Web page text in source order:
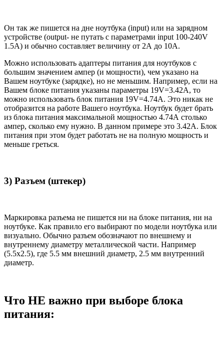
Он так же пишется на дне ноутбука (input) или на зарядном
устройстве (output- не путать с параметрами input 100-240V
1.5A) и обычно составляет величину от 2А до 10A.
Можно использовать адаптеры питания для ноутбуков с
большим значением ампер (и мощности), чем указано на
Вашем ноутбуке (зарядке), но не меньшим. Например, если на
Вашем блоке питания указаны параметры 19V=3.42A, то
можно использовать блок питания 19V=4.74A. Это никак не
отобразится на работе Вашего ноутбука. Ноутбук будет брать
из блока питания максимальной мощностью 4.74А столько
ампер, сколько ему нужно. В данном примере это 3.42А. Блок
питания при этом будет работать не на полную мощность и
меньше греться.
3) Разъем (штекер)
Маркировка разъема не пишется ни на блоке питания, ни на
ноутбуке. Как правило его выбирают по модели ноутбука или
визуально. Обычно разъем обозначают по внешнему и
внутреннему диаметру металлической части. Например
(5.5x2.5), где 5.5 мм внешний диаметр, 2.5 мм внутренний
диаметр.
Что НЕ важно при выборе блока
питания: